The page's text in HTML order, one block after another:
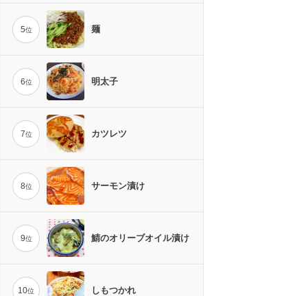
5位 麺
6位 明太子
7位 カツレツ
8位 サーモン漬け
9位 鯖のオリーブオイル漬け
10位 しもつかれ